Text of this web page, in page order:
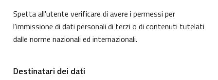
Spetta all'utente verificare di avere i permessi per
l'immissione di dati personali di terzi o di contenuti tutelati
dalle norme nazionali ed internazionali.
Destinatari dei dati